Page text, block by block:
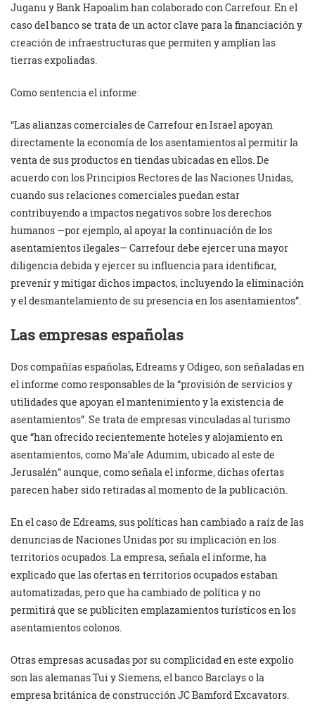
Juganu y Bank Hapoalim han colaborado con Carrefour. En el
caso del banco se trata de un actor clave para la financiación y
creación de infraestructuras que permiten y amplían las
tierras expoliadas.
Como sentencia el informe:
“Las alianzas comerciales de Carrefour en Israel apoyan
directamente la economía de los asentamientos al permitir la
venta de sus productos en tiendas ubicadas en ellos. De
acuerdo con los Principios Rectores de las Naciones Unidas,
cuando sus relaciones comerciales puedan estar
contribuyendo a impactos negativos sobre los derechos
humanos —por ejemplo, al apoyar la continuación de los
asentamientos ilegales— Carrefour debe ejercer una mayor
diligencia debida y ejercer su influencia para identificar,
prevenir y mitigar dichos impactos, incluyendo la eliminación
y el desmantelamiento de su presencia en los asentamientos”.
Las empresas españolas
Dos compañías españolas, Edreams y Odigeo, son señaladas en
el informe como responsables de la “provisión de servicios y
utilidades que apoyan el mantenimiento y la existencia de
asentamientos”. Se trata de empresas vinculadas al turismo
que “han ofrecido recientemente hoteles y alojamiento en
asentamientos, como Ma’ale Adumim, ubicado al este de
Jerusalén” aunque, como señala el informe, dichas ofertas
parecen haber sido retiradas al momento de la publicación.
En el caso de Edreams, sus políticas han cambiado a raíz de las
denuncias de Naciones Unidas por su implicación en los
territorios ocupados. La empresa, señala el informe, ha
explicado que las ofertas en territorios ocupados estaban
automatizadas, pero que ha cambiado de política y no
permitirá que se publiciten emplazamientos turísticos en los
asentamientos colonos.
Otras empresas acusadas por su complicidad en este expolio
son las alemanas Tui y Siemens, el banco Barclays o la
empresa británica de construcción JC Bamford Excavators.